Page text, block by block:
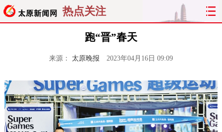
热点关注
跑“晋”春天
来源： 太原晚报 2023年04月16日 09:09